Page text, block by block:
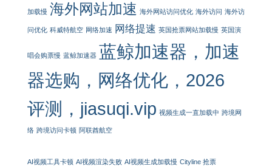
加载慢 海外网站加速 海外网站访问优化 海外访问 海外访
问优化 科威特航空 网络加速 网络提速 英国抢票网站加载慢 英国演
唱会购票慢 蓝鲸加速器 蓝鲸加速器，加速
器选购，网络优化，2026
评测，jiasuqi.vip 视频生成一直加载中 跨境网
络 跨境访问卡顿 阿联酋航空
AI视频工具卡顿 AI视频渲染失败 AI视频生成加载慢 Cityline 抢票